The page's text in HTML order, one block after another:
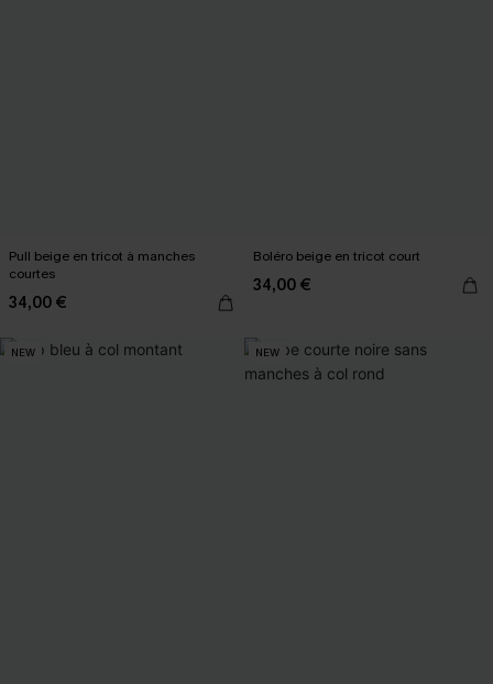
Pull beige en tricot à manches
courtes
34,00 €
Boléro beige en tricot court
34,00 €
NEW NEW